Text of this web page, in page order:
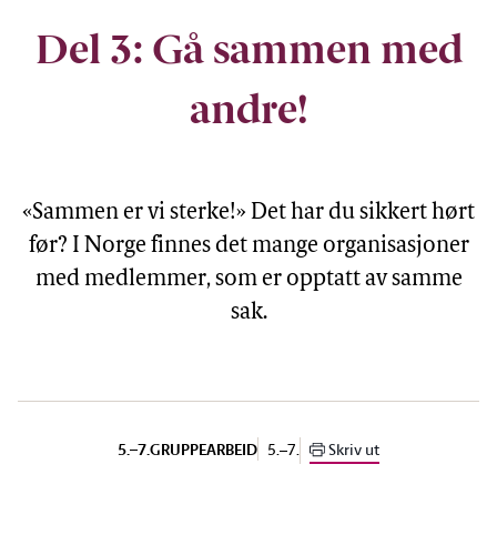
Del 3: Gå sammen med
andre!
«Sammen er vi sterke!» Det har du sikkert hørt
før? I Norge finnes det mange organisasjoner
med medlemmer, som er opptatt av samme
sak.
5.–7.GRUPPEARBEID 5.–7. Skriv ut